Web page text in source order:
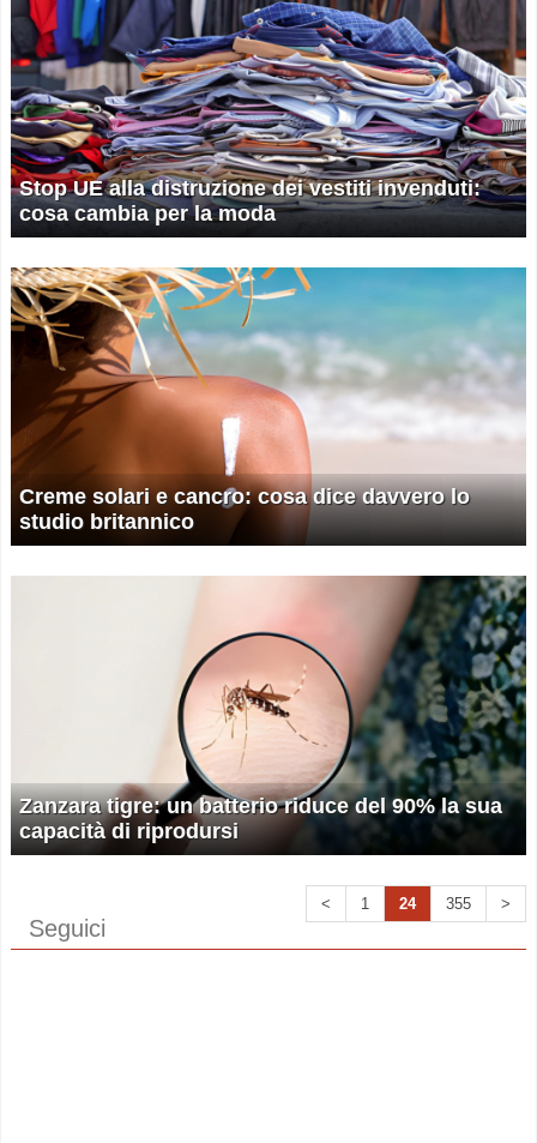
Stop UE alla distruzione dei vestiti invenduti:
cosa cambia per la moda
Creme solari e cancro: cosa dice davvero lo
studio britannico
Zanzara tigre: un batterio riduce del 90% la sua
capacità di riprodursi
< 1 24 355 >
Seguici